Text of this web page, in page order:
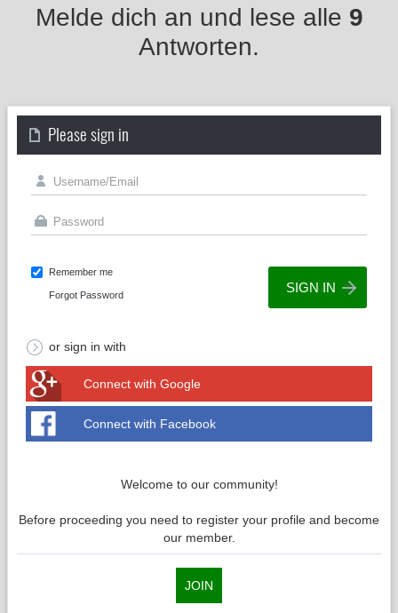
Melde dich an und lese alle 9
Antworten.
Please sign in
Remember me
Forgot Password
or sign in with
Connect with Google
Connect with Facebook
Welcome to our community!
Before proceeding you need to register your profile and become
our member.
JOIN